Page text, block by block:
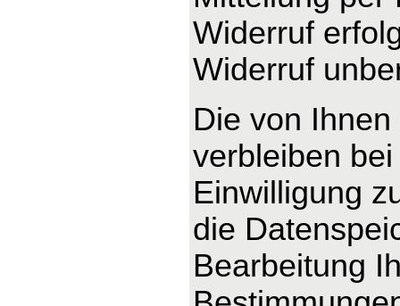
Widerruf
Widerruf
Die von
verbleiben
Einwilligung
die
Bearbeitung